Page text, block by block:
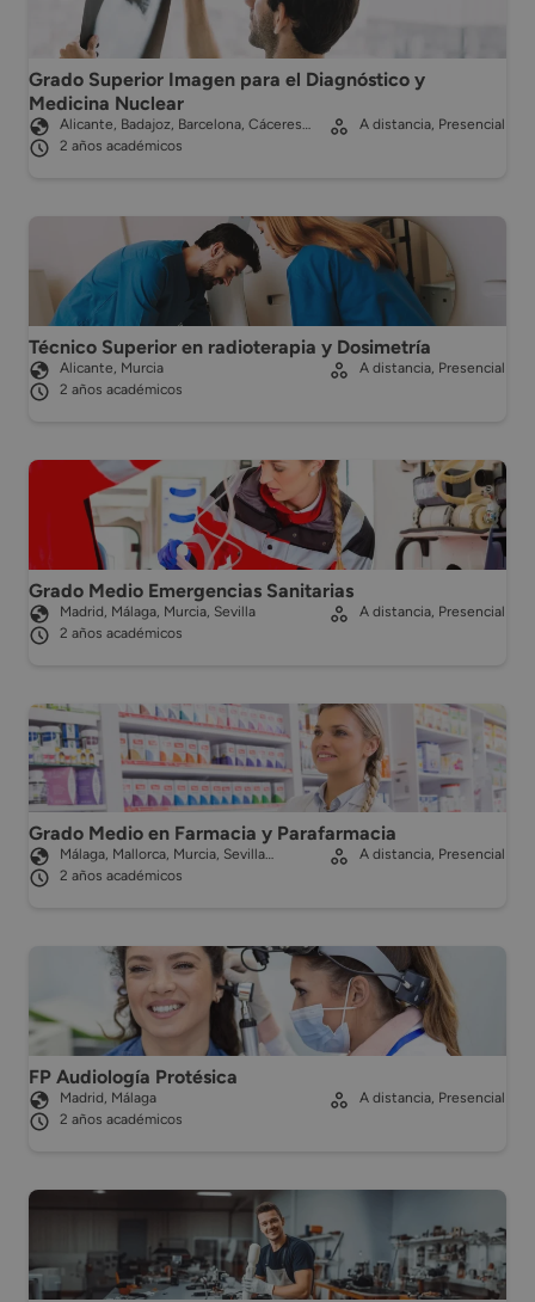
Grado Superior Imagen para el Diagnóstico y
Medicina Nuclear
Alicante, Badajoz, Barcelona, Cáceres…
2 años académicos
A distancia, Presencial
Técnico Superior en radioterapia y Dosimetría
Alicante, Murcia
2 años académicos
A distancia, Presencial
Grado Medio Emergencias Sanitarias
Madrid, Málaga, Murcia, Sevilla
2 años académicos
A distancia, Presencial
Grado Medio en Farmacia y Parafarmacia
Málaga, Mallorca, Murcia, Sevilla…
2 años académicos
A distancia, Presencial
FP Audiología Protésica
Madrid, Málaga
2 años académicos
A distancia, Presencial